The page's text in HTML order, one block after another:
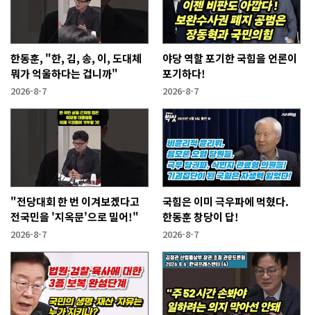
한동훈, "한, 김, 송, 이, 도대체
뭐가 억울하다는 겁니까"
2026-8-7
야당 역할 포기한 국힘을 언론이
포기하다!
2026-8-7
"전당대회 한 번 이겨보겠다고
전국민을 '지옥문'으로 밀어!"
2026-8-7
국힘은 이미 극우파에 먹혔다.
한동훈 창당이 답!
2026-8-7